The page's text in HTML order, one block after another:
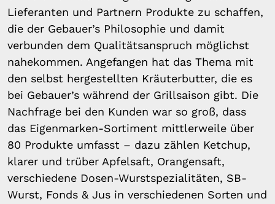
Lieferanten und Partnern Produkte zu schaffen,
die der Gebauer’s Philosophie und damit
verbunden dem Qualitätsanspruch möglichst
nahekommen. Angefangen hat das Thema mit
den selbst hergestellten Kräuterbutter, die es
bei Gebauer’s während der Grillsaison gibt. Die
Nachfrage bei den Kunden war so groß, dass
das Eigenmarken-Sortiment mittlerweile über
80 Produkte umfasst – dazu zählen Ketchup,
klarer und trüber Apfelsaft, Orangensaft,
verschiedene Dosen-Wurstspezialitäten, SB-
Wurst, Fonds & Jus in verschiedenen Sorten und